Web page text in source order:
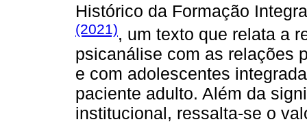
Histórico da Formação
(2021), um texto que relata a
psicanálise com as relações
e com adolescentes
paciente adulto. Além da
institucional, ressalta-se o